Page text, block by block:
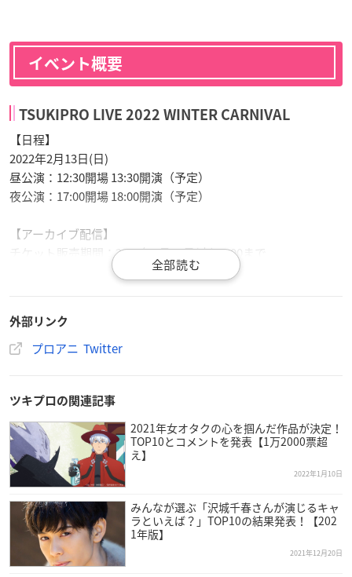
イベント概要
TSUKIPRO LIVE 2022 WINTER CARNIVAL
【日程】
2022年2月13日(日)
昼公演：12:30開場 13:30開演（予定）
夜公演：17:00開場 18:00開演（予定）
【アーカイブ配信】
チケット販売期間：2022年2月16日(水)21:00まで
アーカイブ配信期間：2022年2月16日(水)23:59まで
外部リンク
プロアニ Twitter
ツキプロの関連記事
2021年女オタクの心を掴んだ作品が決定！
TOP10とコメントを発表【1万2000票超
え】
2022年1月10日
みんなが選ぶ「沢城千春さんが演じるキャ
ラといえば？」TOP10の結果発表！【202
1年版】
2021年12月20日